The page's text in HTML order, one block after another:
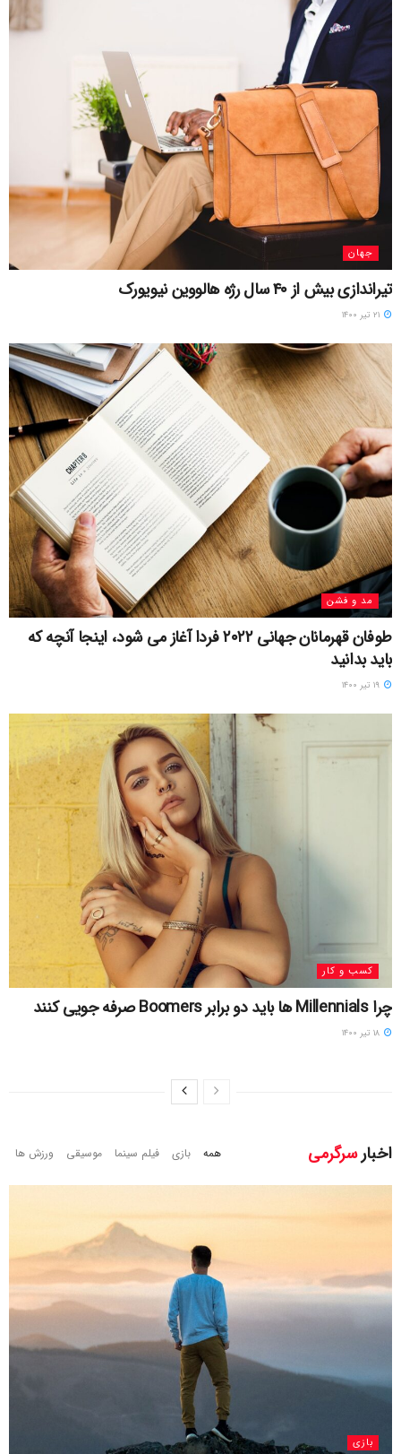
جهان
تیراندازی بیش از ۴۰ سال رژه هالووین نیویورک
مد و فشن
طوفان قهرمانان جهانی ۲۰۲۲ فردا آغاز می شود، اینجا آنچه که
باید بدانید
کسب و کار
چرا Millennials ها باید دو برابر Boomers صرفه جویی کنند
اخبارسرگرمی همه بازی فیلم سینما موسیقی ورزش ها
بازی